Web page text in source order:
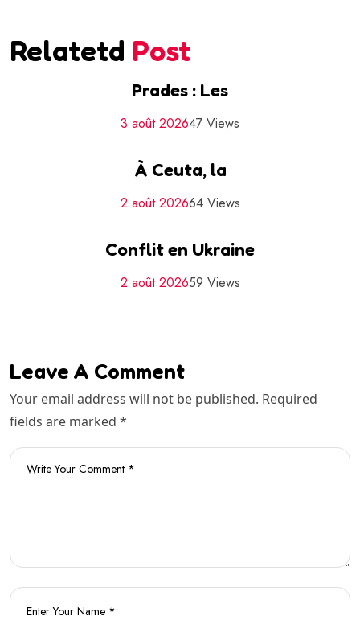
Relatetd Post
Prades : Les
3 août 202647 Views
À Ceuta, la
2 août 202664 Views
Conflit en Ukraine
2 août 202659 Views
Leave A Comment
Your email address will not be published. Required
fields are marked *